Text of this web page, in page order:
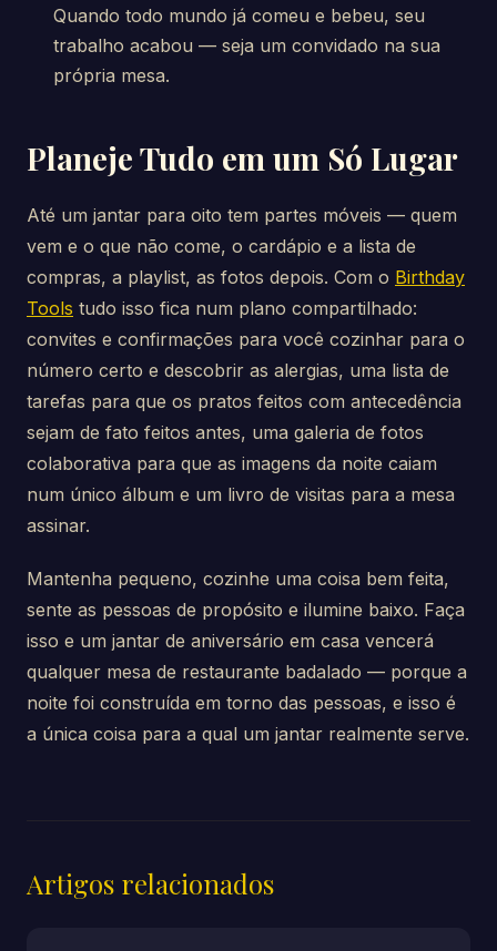
Quando todo mundo já comeu e bebeu, seu
trabalho acabou — seja um convidado na sua
própria mesa.
Planeje Tudo em um Só Lugar
Até um jantar para oito tem partes móveis — quem
vem e o que não come, o cardápio e a lista de
compras, a playlist, as fotos depois. Com o Birthday
Tools tudo isso fica num plano compartilhado:
convites e confirmações para você cozinhar para o
número certo e descobrir as alergias, uma lista de
tarefas para que os pratos feitos com antecedência
sejam de fato feitos antes, uma galeria de fotos
colaborativa para que as imagens da noite caiam
num único álbum e um livro de visitas para a mesa
assinar.
Mantenha pequeno, cozinhe uma coisa bem feita,
sente as pessoas de propósito e ilumine baixo. Faça
isso e um jantar de aniversário em casa vencerá
qualquer mesa de restaurante badalado — porque a
noite foi construída em torno das pessoas, e isso é
a única coisa para a qual um jantar realmente serve.
Artigos relacionados